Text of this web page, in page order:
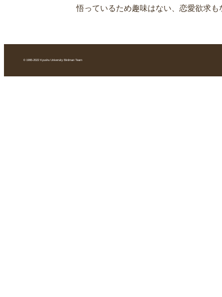
悟っているため趣味はない、恋愛欲求
© 1995-2022 Kyushu University Birdman Team